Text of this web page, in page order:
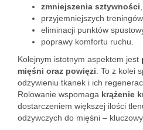
zmniejszenia sztywności
przyjemniejszych treningów,
eliminacji punktów
poprawy komfortu ruchu.
Kolejnym istotnym aspektem jest
mięśni oraz powięzi . To z kolei
odżywieniu tkanek i ich
Rolowanie wspomaga krążenie
dostarczeniem większej ilości
odżywczych do mięśni –